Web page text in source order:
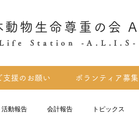
動物生命尊重の会
Station -A.L.I.S-
支援のお願い ボランティア募集
活動報告 会計報告 トピックス